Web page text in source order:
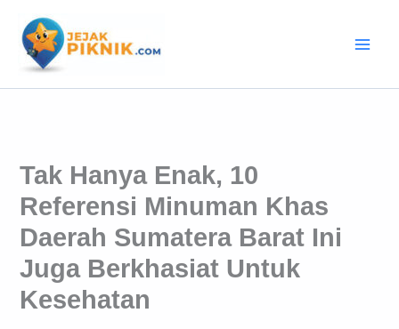
konten
Tak Hanya Enak, 10
Referensi Minuman Khas
Daerah Sumatera Barat Ini
Juga Berkhasiat Untuk
Kesehatan